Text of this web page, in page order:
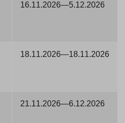
16.11.2026—5.12.2026
18.11.2026—18.11.2026
21.11.2026—6.12.2026